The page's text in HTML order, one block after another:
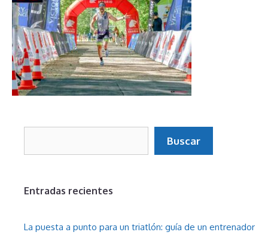
Buscar
Entradas recientes
La puesta a punto para un triatlón: guía de un entrenador